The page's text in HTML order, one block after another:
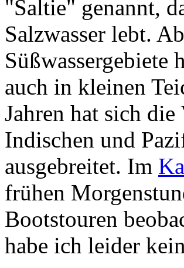
"Saltie" genannt,
Salzwasser lebt.
Süßwassergebiete
auch in kleinen
Jahren hat sich
Indischen und
ausgebreitet. Im
frühen
Bootstouren
habe ich leider